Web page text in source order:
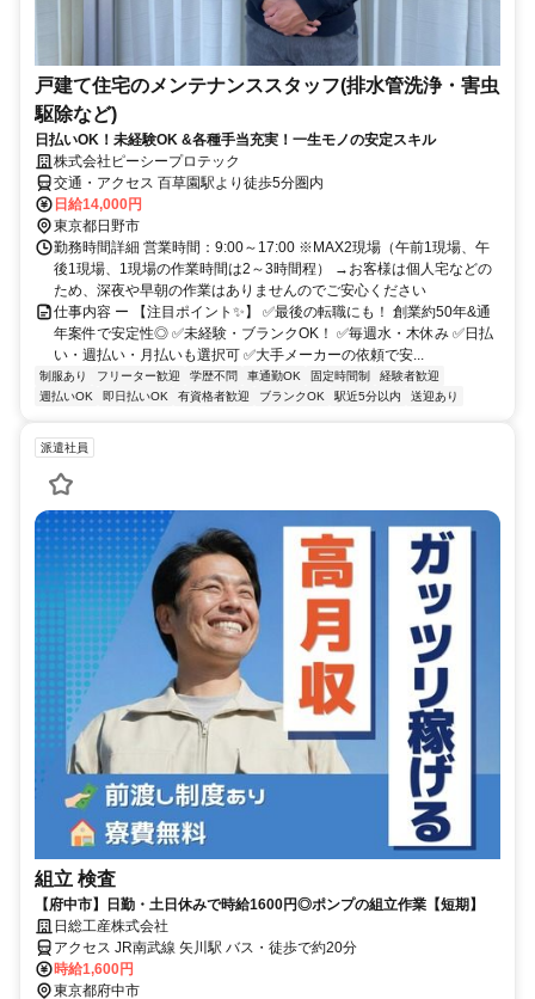
戸建て住宅のメンテナンススタッフ(排水管洗浄・害虫
駆除など)
日払いOK！未経験OK &各種手当充実！一生モノの安定スキル
株式会社ピーシープロテック
交通・アクセス 百草園駅より徒歩5分圏内
日給14,000円
東京都日野市
勤務時間詳細 営業時間：9:00～17:00 ※MAX2現場（午前1現場、午
後1現場、1現場の作業時間は2～3時間程） →お客様は個人宅などの
ため、深夜や早朝の作業はありませんのでご安心ください
仕事内容 ー 【注目ポイント✨】 ✅最後の転職にも！ 創業約50年&通
年案件で安定性◎ ✅未経験・ブランクOK！ ✅毎週水・木休み ✅日払
い・週払い・月払いも選択可 ✅大手メーカーの依頼で安...
制服あり フリーター歓迎 学歴不問 車通勤OK 固定時間制
経験者歓迎
週払いOK
即日払いOK 有資格者歓迎 ブランクOK 駅近5分以内 送迎あり
派遣社員
組立 検査
【府中市】日勤・土日休みで時給1600円◎ポンプの組立作業【短期】
日総工産株式会社
アクセス JR南武線 矢川駅 バス・徒歩で約20分
時給1,600円
東京都府中市